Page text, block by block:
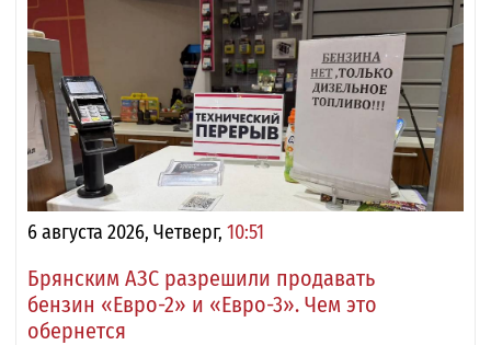
6 августа 2026, Четверг, 10:51
Брянским АЗС разрешили продавать
бензин «Евро-2» и «Евро-3». Чем это
обернется